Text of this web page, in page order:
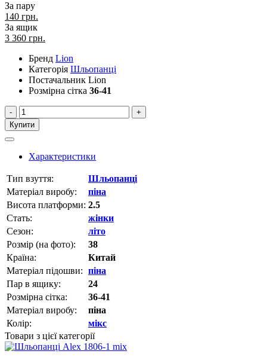
За пару
140 грн.
За ящик
3 360 грн.
Бренд Lion
Категорія Шльопанці
Постачальник Lion
Розмірна сітка 36-41
-
+
Купити
Характеристики
Тип взуття:
Шльопанці
Матеріал виробу:
піна
Висота платформи: 2.5
Стать:
жінки
Сезон:
літо
Розмір (на фото):
38
Країна:
Китай
Матеріал підошви: піна
Пар в ящику:
24
Розмірна сітка:
36-41
Матеріал виробу:
піна
Колір:
мікс
Товари з цієї категорії